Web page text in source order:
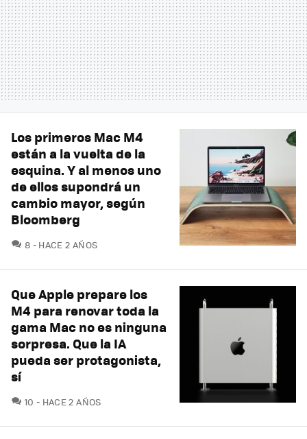
Los primeros Mac M4
están a la vuelta de la
esquina. Y al menos uno
de ellos supondrá un
cambio mayor, según
Bloomberg
8 COMENTARIOS
HACE 2 AÑOS
Que Apple prepare los
M4 para renovar toda la
gama Mac no es ninguna
sorpresa. Que la IA
pueda ser protagonista,
sí
10 COMENTARIOS
HACE 2 AÑOS